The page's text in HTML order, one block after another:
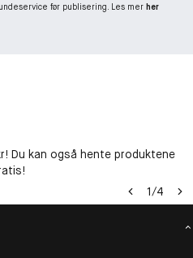
før publisering. Les mer her
Du kan også hente produktene
1/4